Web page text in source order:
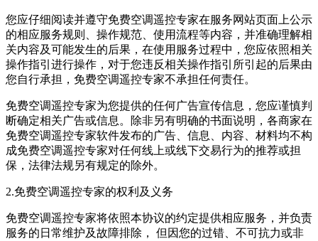
您应仔细阅读并遵守免费空调遥控专家在服务网站页面上公示
的相应服务规则、操作规范、使用流程等内容，并准确理解相
关内容及可能发生的后果，在使用服务过程中，您应依照相关
操作指引进行操作，对于您违反相关操作指引所引起的后果由
您自行承担，免费空调遥控专家不承担任何责任。
免费空调遥控专家为您提供的任何广告宣传信息，您应谨慎判
断确定相关广告或信息。除非另有明确的书面说明，各商家在
免费空调遥控专家软件发布的广告、信息、内容、材料均不构
成免费空调遥控专家对任何线上或线下交易行为的推荐或担
保，法律法规另有规定的除外。
2.免费空调遥控专家的权利及义务
免费空调遥控专家将依照本协议的约定提供相应服务，并负责
服务的日常维护及故障排除， 但因您的过错、不可抗力或非